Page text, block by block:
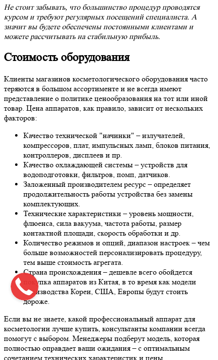
Не стоит забывать, что большинство процедур проводятся
курсом и требуют регулярных посещений специалиста. А
значит вы будете обеспечены постоянными клиентами и
можете рассчитывать на стабильную прибыль.
Стоимость оборудования
Клиенты магазинов косметологического оборудования часто
теряются в большом ассортименте и не всегда имеют
представление о политике ценообразования на тот или иной
товар. Цена аппаратов, как правило, зависит от нескольких
факторов:
Качество технической "начинки" – излучателей,
компрессоров, плат, импульсных ламп, блоков питания,
контроллеров, дисплеев и пр.
Качество охлаждающей системы – устройств для
водоподготовки, фильтров, помп, датчиков.
Заложенный производителем ресурс – определяет
продолжительность работы устройства без замены
комплектующих.
Технические характеристики – уровень мощности,
флюенса, сила вакуума, частота работы, размер
контактной площади, скорость обработки и др.
Количество режимов и опций, диапазон настроек – чем
больше возможностей персонализировать процедуру,
тем выше стоимость агрегата.
Страна происхождения – дешевле всего обойдется
покупка аппаратов из Китая, в то время как модели
производства Кореи, США, Европы будут стоить
дороже.
Если вы не знаете, какой профессиональный аппарат для
косметологии лучше купить, консультанты компании всегда
помогут с выбором. Менеджеры подберут модель, которая
полностью оправдает ваши ожидания – с оптимальным
сочетанием технических характеристик и цены.